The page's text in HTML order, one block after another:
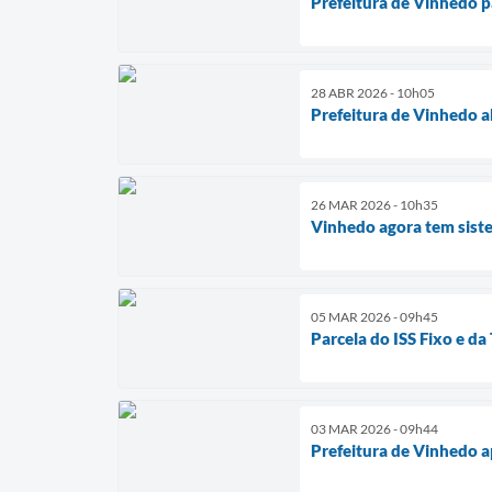
28 ABR 2026 - 10h05
Prefeitura de Vinhedo
26 MAR 2026 - 10h35
Vinhedo agora tem
05 MAR 2026 - 09h45
Parcela do ISS Fixo e
03 MAR 2026 - 09h44
Prefeitura de Vinhedo